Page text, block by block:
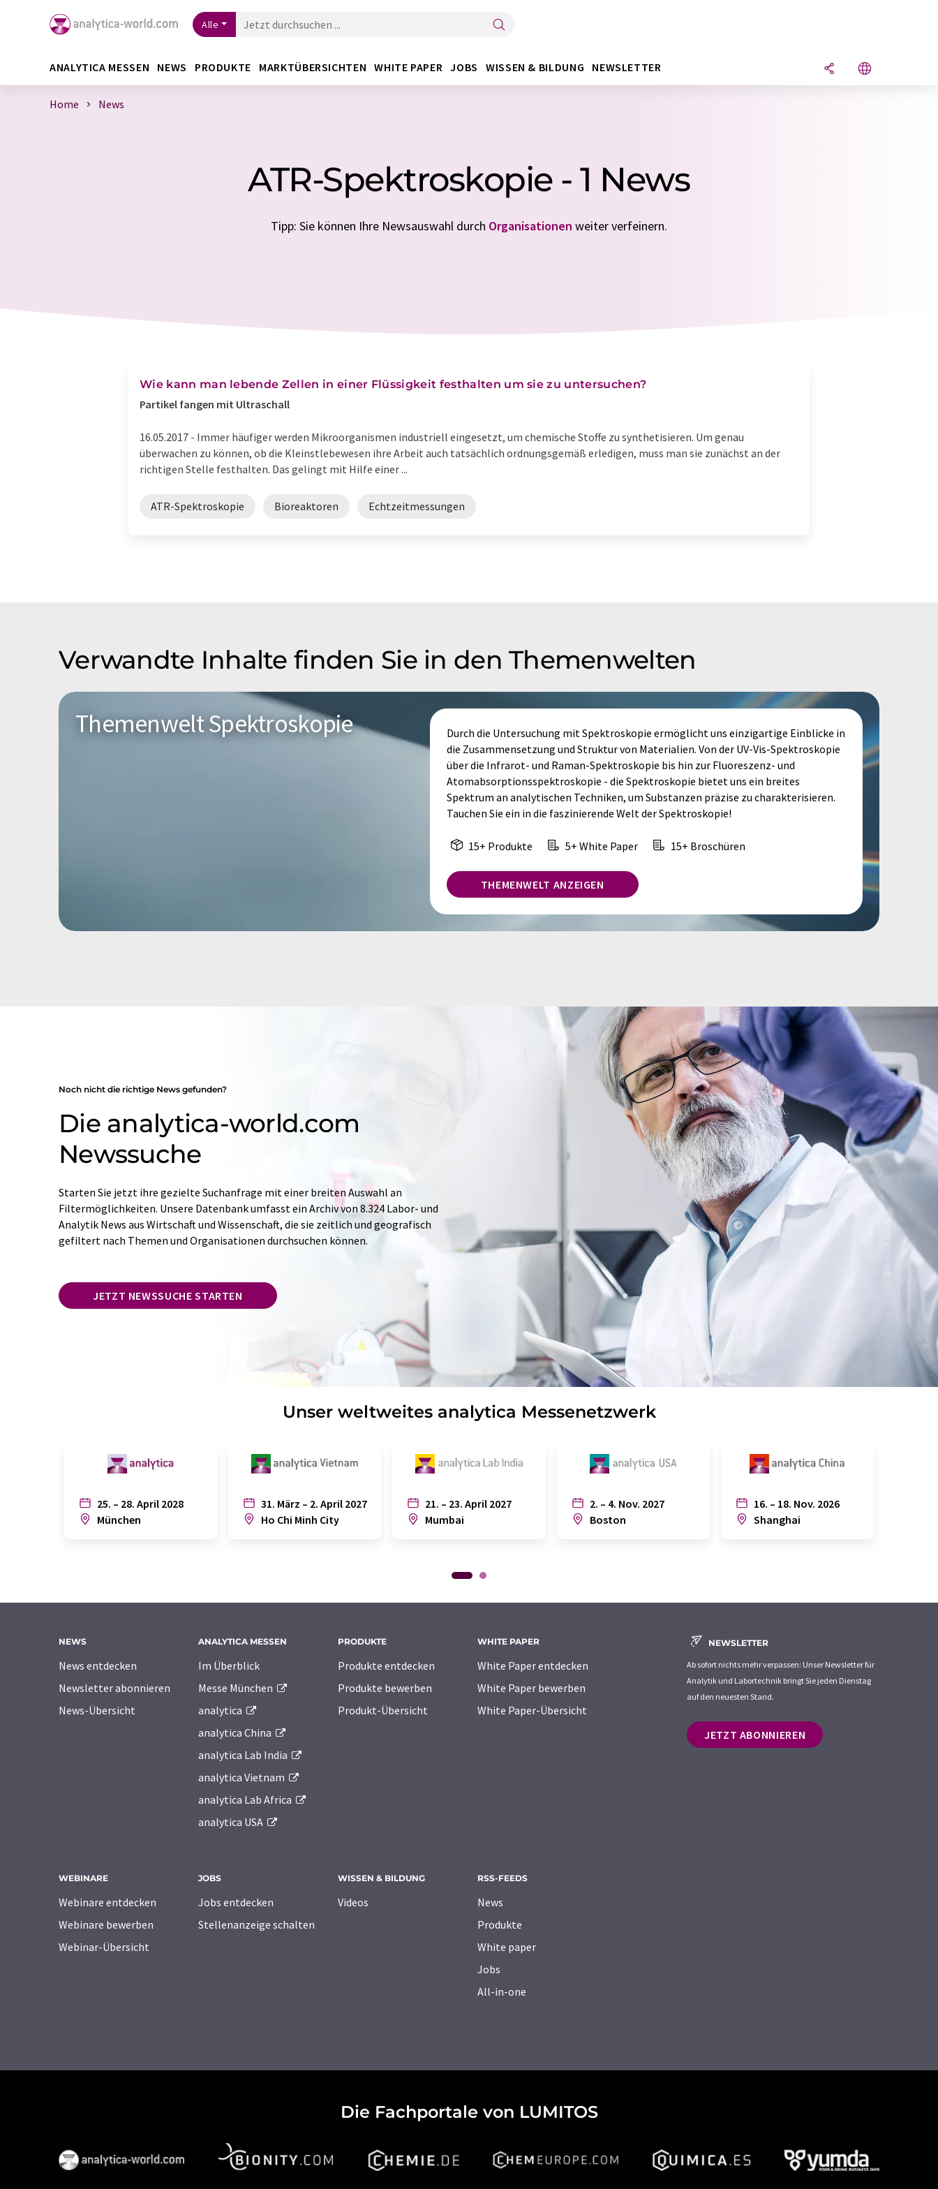
Alle
ANALYTICA MESSEN NEWS PRODUKTE MARKTÜBERSICHTEN WHITE PAPER JOBS WISSEN & BILDUNG NEWSLETTER
Home News
ATR-Spektroskopie - 1 News
Tipp: Sie können Ihre Newsauswahl durch Organisationen weiter verfeinern.
Wie kann man lebende Zellen in einer Flüssigkeit festhalten um sie zu untersuchen?
Partikel fangen mit Ultraschall
16.05.2017 - Immer häufiger werden Mikroorganismen industriell eingesetzt, um chemische Stoffe zu synthetisieren. Um genau
überwachen zu können, ob die Kleinstlebewesen ihre Arbeit auch tatsächlich ordnungsgemäß erledigen, muss man sie zunächst an der
richtigen Stelle festhalten. Das gelingt mit Hilfe einer ...
ATR-Spektroskopie Bioreaktoren Echtzeitmessungen
Verwandte Inhalte finden Sie in den Themenwelten
Themenwelt Spektroskopie
Durch die Untersuchung mit Spektroskopie ermöglicht uns einzigartige Einblicke in
die Zusammensetzung und Struktur von Materialien. Von der UV-Vis-Spektroskopie
über die Infrarot- und Raman-Spektroskopie bis hin zur Fluoreszenz- und
Atomabsorptionsspektroskopie - die Spektroskopie bietet uns ein breites
Spektrum an analytischen Techniken, um Substanzen präzise zu charakterisieren.
Tauchen Sie ein in die faszinierende Welt der Spektroskopie!
15+ Produkte 5+ White Paper 15+ Broschüren
THEMENWELT ANZEIGEN
Noch nicht die richtige News gefunden?
Die analytica-world.com
Newssuche
Starten Sie jetzt ihre gezielte Suchanfrage mit einer breiten Auswahl an
Filtermöglichkeiten. Unsere Datenbank umfasst ein Archiv von 8.324 Labor- und
Analytik News aus Wirtschaft und Wissenschaft, die sie zeitlich und geografisch
gefiltert nach Themen und Organisationen durchsuchen können.
JETZT NEWSSUCHE STARTEN
Unser weltweites analytica Messenetzwerk
25. – 28. April 2028
München
31. März – 2. April 2027
Ho Chi Minh City
21. – 23. April 2027
Mumbai
2. – 4. Nov. 2027
Boston
16. – 18. Nov. 2026
Shanghai
NEWS
News entdecken
Newsletter abonnieren
News-Übersicht
ANALYTICA MESSEN
Im Überblick
Messe München
analytica
analytica China
analytica Lab India
analytica Vietnam
analytica Lab Africa
analytica USA
PRODUKTE
Produkte entdecken
Produkte bewerben
Produkt-Übersicht
WHITE PAPER
White Paper entdecken
White Paper bewerben
White Paper-Übersicht
WEBINARE
Webinare entdecken
Webinare bewerben
Webinar-Übersicht
JOBS
Jobs entdecken
Stellenanzeige schalten
WISSEN & BILDUNG
Videos
RSS-FEEDS
News
Produkte
White paper
Jobs
All-in-one
NEWSLETTER
Ab sofort nichts mehr verpassen: Unser Newsletter für
Analytik und Labortechnik bringt Sie jeden Dienstag
auf den neuesten Stand.
JETZT ABONNIEREN
Die Fachportale von LUMITOS